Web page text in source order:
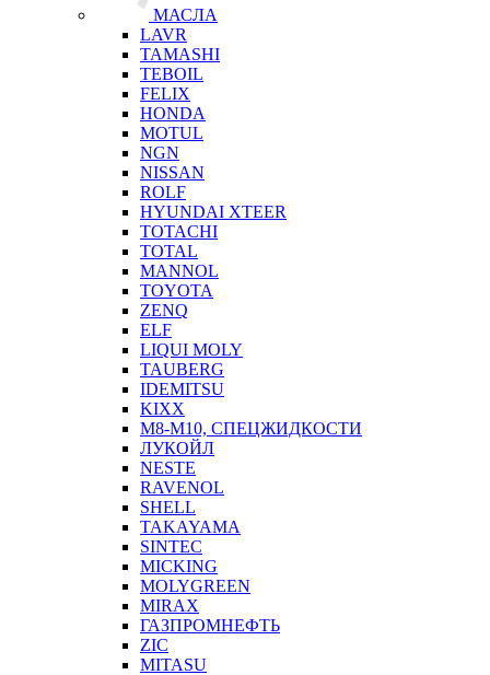
МАСЛА
LAVR
TAMASHI
TEBOIL
FELIX
HONDA
MOTUL
NGN
NISSAN
ROLF
HYUNDAI XTEER
TOTACHI
TOTAL
MANNOL
TOYOTA
ZENQ
ELF
LIQUI MOLY
TAUBERG
IDEMITSU
KIXX
М8-М10, СПЕЦЖИДКОСТИ
ЛУКОЙЛ
NESTE
RAVENOL
SHELL
TAKAYAMA
SINTEC
MICKING
MOLYGREEN
MIRAX
ГАЗПРОМНЕФТЬ
ZIC
MITASU